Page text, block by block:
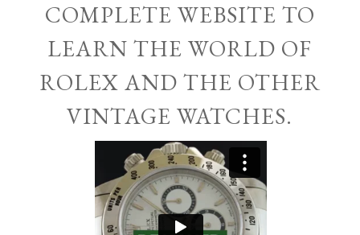
COMPLETE WEBSITE TO
LEARN THE WORLD OF
ROLEX AND THE OTHER
VINTAGE WATCHES.